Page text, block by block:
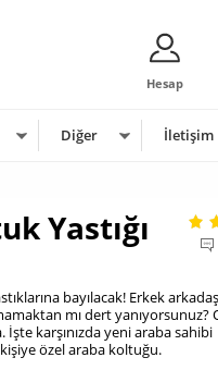
Hesap
Diğer İletişim
Yastığı
bayılacak! Erkek
mı dert yanıyorsunuz?
İşte karşınızda yeni araba sahibi
özel araba koltuğu.